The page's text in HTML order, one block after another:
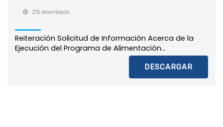
215 downloads
Reiteración Solicitud de Información Acerca de la
Ejecución del Programa de Alimentación...
DESCARGAR